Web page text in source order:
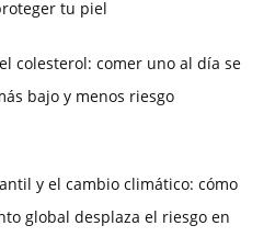
tu piel
colesterol: comer uno al día se
bajo y menos riesgo
y el cambio climático: cómo
global desplaza el riesgo en